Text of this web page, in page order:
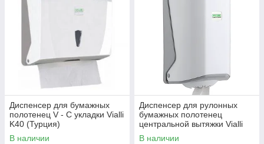
Диспенсер для бумажных
полотенец V - C укладки Vialli
K40 (Турция)
В наличии
Диспенсер для рулонных
бумажных полотенец
центральной вытяжки Vialli
SG1 mini (Турция)
В наличии